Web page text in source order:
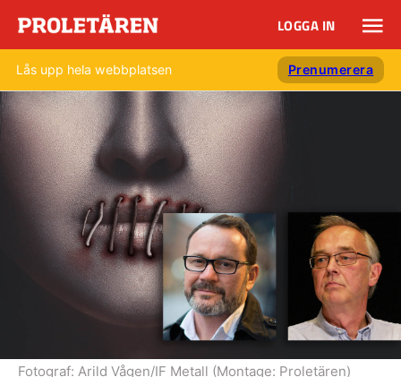
LOGGA IN
Lås upp hela webbplatsen Prenumerera
Fotograf: Arild Vågen/IF Metall (Montage: Proletären)